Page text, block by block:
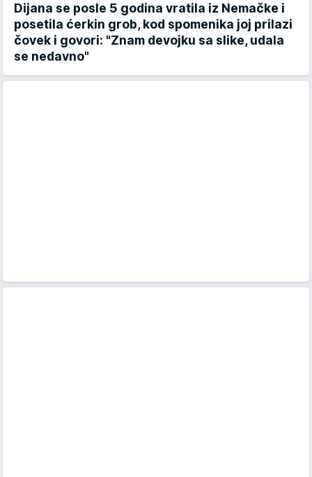
Dijana se posle 5 godina vratila iz Nemačke i
posetila ćerkin grob, kod spomenika joj prilazi
čovek i govori: "Znam devojku sa slike, udala
se nedavno"